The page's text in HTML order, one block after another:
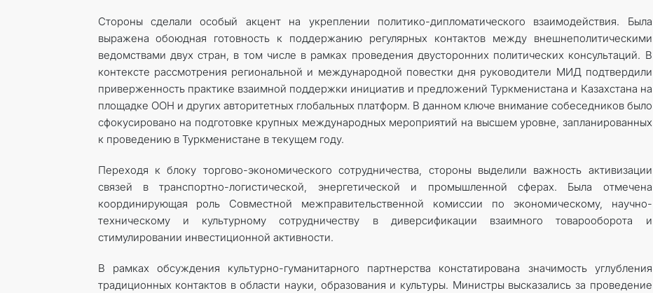
Стороны сделали особый акцент на укреплении политико-дипломатического взаимодействия. Была
выражена обоюдная готовность к поддержанию регулярных контактов между внешнеполитическими
ведомствами двух стран, в том числе в рамках проведения двусторонних политических консультаций. В
контексте рассмотрения региональной и международной повестки дня руководители МИД подтвердили
приверженность практике взаимной поддержки инициатив и предложений Туркменистана и Казахстана на
площадке ООН и других авторитетных глобальных платформ. В данном ключе внимание собеседников было
сфокусировано на подготовке крупных международных мероприятий на высшем уровне, запланированных
к проведению в Туркменистане в текущем году.
Переходя к блоку торгово-экономического сотрудничества, стороны выделили важность активизации
связей в транспортно-логистической, энергетической и промышленной сферах. Была отмечена
координирующая роль Совместной межправительственной комиссии по экономическому, научно-
техническому и культурному сотрудничеству в диверсификации взаимного товарооборота и
стимулировании инвестиционной активности.
В рамках обсуждения культурно-гуманитарного партнерства констатирована значимость углубления
традиционных контактов в области науки, образования и культуры. Министры высказались за проведение